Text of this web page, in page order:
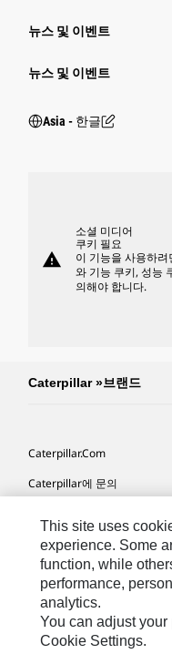
뉴스 및 이벤트
뉴스 및 이벤트
Asia - 한글
warning
소셜 미디어
쿠키 필요
이 기능을 사용하
와 기능 쿠키, 성능
의해야 합니다.
Caterpillar »브랜드
Caterpillar.com
Caterpillar에 문의
사이트 맵
Cookie Settings
법적 고지
개인정보취급방침
This site uses
experience. Some
function, while
performance,
analytics.
You can adjust
Cookie Settings.